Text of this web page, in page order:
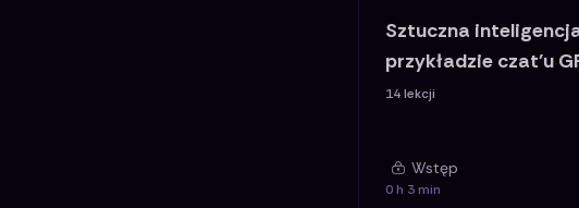
Sztuczna
przykładzie czat'u
14lekcji
Wstęp
0 h 3 min